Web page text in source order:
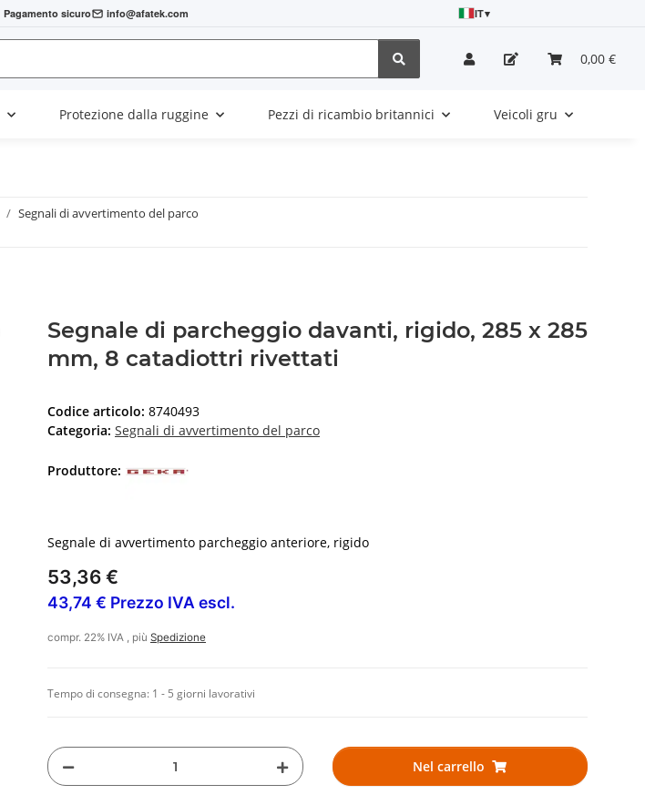
Pagamento sicuro info@afatek.com IT▾
0,00 €
Protezione dalla ruggine Pezzi di ricambio britannici Veicoli gru
Segnali di avvertimento del parco
Segnale di parcheggio davanti, rigido, 285 x 285
mm, 8 catadiottri rivettati
Codice articolo: 8740493
Categoria: Segnali di avvertimento del parco
Produttore:
Segnale di avvertimento parcheggio anteriore, rigido
53,36 €
43,74 € Prezzo IVA escl.
compr. 22% IVA , più Spedizione
Tempo di consegna: 1 - 5 giorni lavorativi
Nel carrello